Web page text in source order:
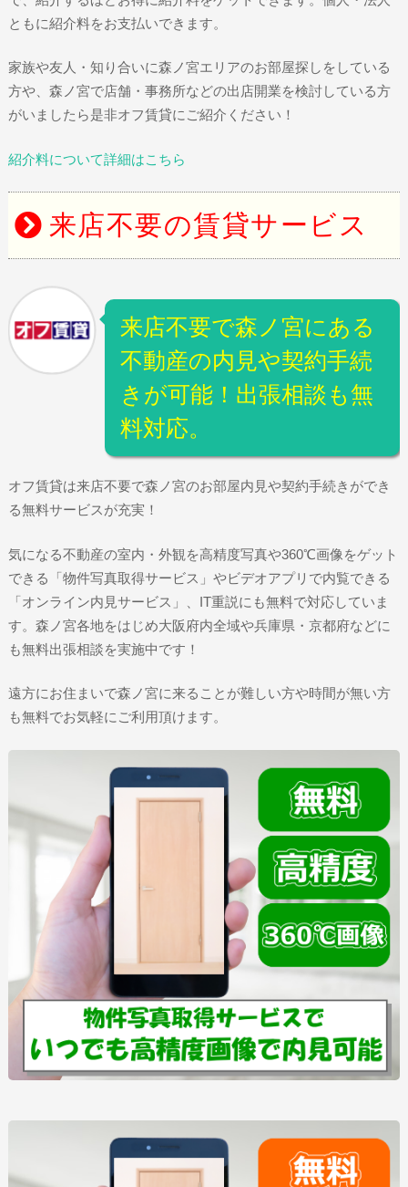
ともに紹介料をお支払いできます。
家族や友人・知り合いに森ノ宮エリアのお部屋探しをしている
方や、森ノ宮で店舗・事務所などの出店開業を検討している方
がいましたら是非オフ賃貸にご紹介ください！
紹介料について詳細はこちら
来店不要の賃貸サービス
来店不要で森ノ宮にある
不動産の内見や契約手続
きが可能！出張相談も無
料対応。
オフ賃貸は来店不要で森ノ宮のお部屋内見や契約手続きができ
る無料サービスが充実！
気になる不動産の室内・外観を高精度写真や360℃画像をゲット
できる「物件写真取得サービス」やビデオアプリで内覧できる
「オンライン内見サービス」、IT重説にも無料で対応していま
す。森ノ宮各地をはじめ大阪府内全域や兵庫県・京都府などに
も無料出張相談を実施中です！
遠方にお住まいで森ノ宮に来ることが難しい方や時間が無い方
も無料でお気軽にご利用頂けます。